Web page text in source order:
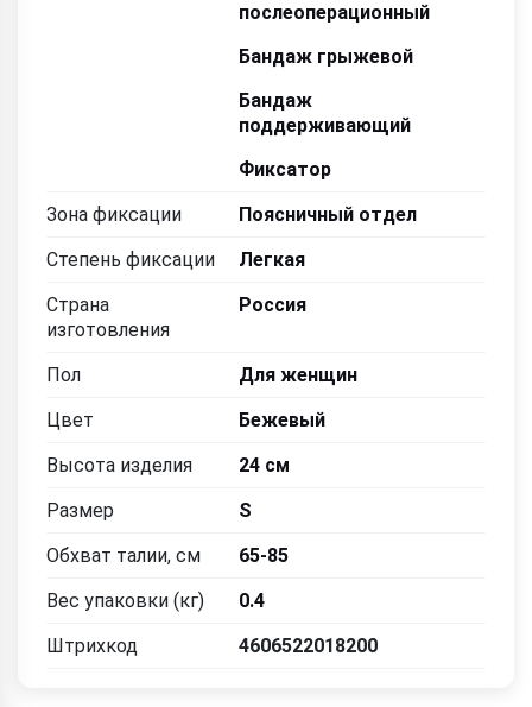
послеоперационный
Бандаж грыжевой
Бандаж
поддерживающий
Фиксатор
Зона фиксации
Поясничный отдел
Степень фиксации
Легкая
Страна
изготовления
Россия
Пол
Для женщин
Цвет
Бежевый
Высота изделия
24 см
Размер
S
Обхват талии, см
65-85
Вес упаковки (кг)
0.4
Штрихкод
4606522018200